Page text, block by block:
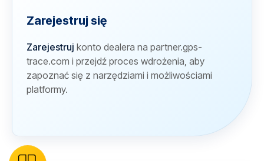
Zarejestruj się
Zarejestruj konto dealera na partner.gps-
trace.com i przejdź proces wdrożenia, aby
zapoznać się z narzędziami i możliwościami
platformy.